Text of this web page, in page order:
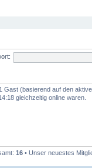
Gast (basierend auf den
gleichzeitig online waren.
16 • Unser neuestes